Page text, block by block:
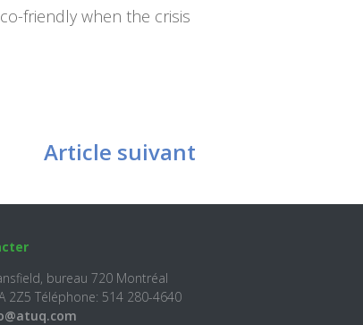
friendly when the crisis
Article suivant
bureau 720 Montréal
2Z5 Téléphone: 514 280-4640